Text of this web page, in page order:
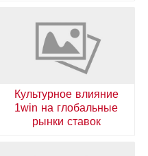
Культурное влияние
1win на глобальные
рынки ставок